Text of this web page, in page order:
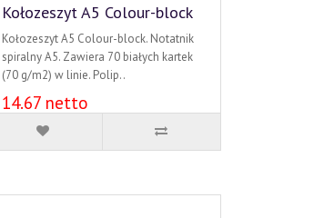
Kołozeszyt A5 Colour-block
Kołozeszyt A5 Colour-block. Notatnik
spiralny A5. Zawiera 70 białych kartek
(70 g/m2) w linie. Polip..
14.67 netto